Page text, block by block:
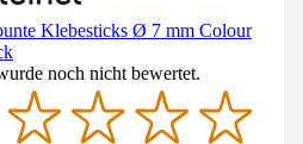
Klebesticks Ø 7 mm Colour
noch nicht bewertet.